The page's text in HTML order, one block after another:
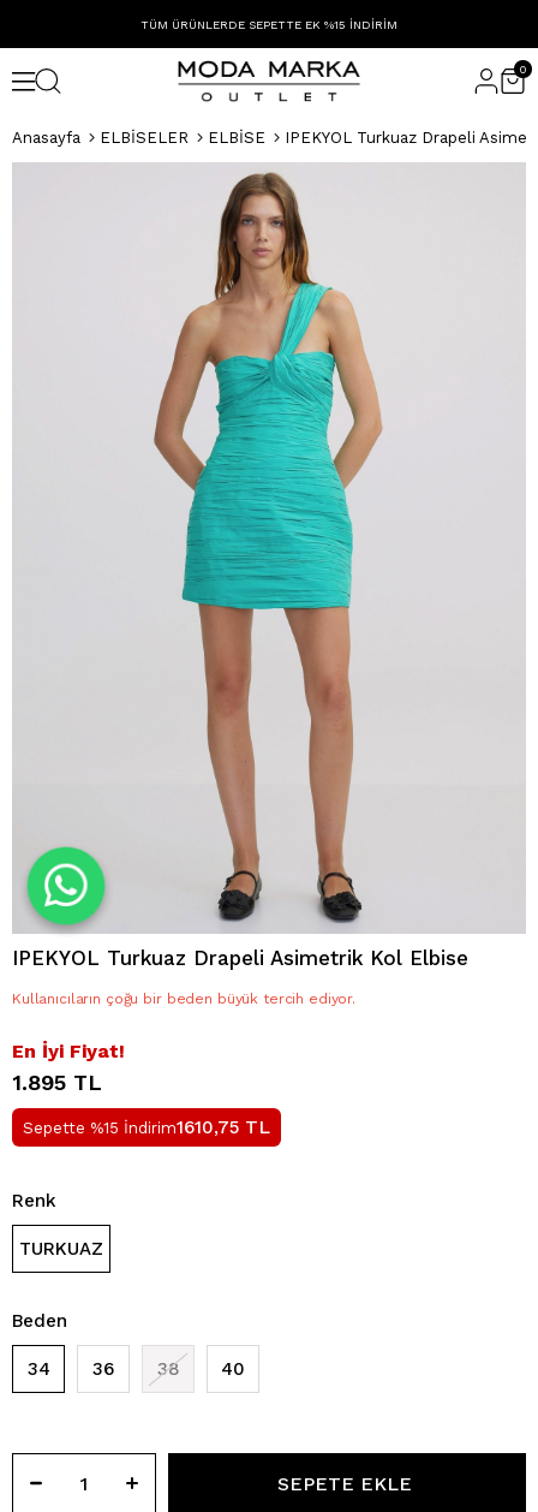
TÜM ÜRÜNLERDE SEPETTE EK %15 İNDİRİM
0
Anasayfa ELBİSELER ELBİSE IPEKYOL Turkuaz Drapeli
IPEKYOL Turkuaz Drapeli Asimetrik Kol Elbise
Kullanıcıların çoğu bir beden büyük tercih ediyor.
En İyi Fiyat!
1.895 TL
Sepette %15 İndirim1610,75 TL
Renk
TURKUAZ
Beden
34 36 38 40